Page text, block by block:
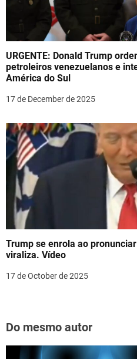
URGENTE: Donald Trump
petroleiros venezuelanos e
América do Sul
17 de December de 2025
Trump se enrola ao
viraliza. Vídeo
17 de October de 2025
Do mesmo autor